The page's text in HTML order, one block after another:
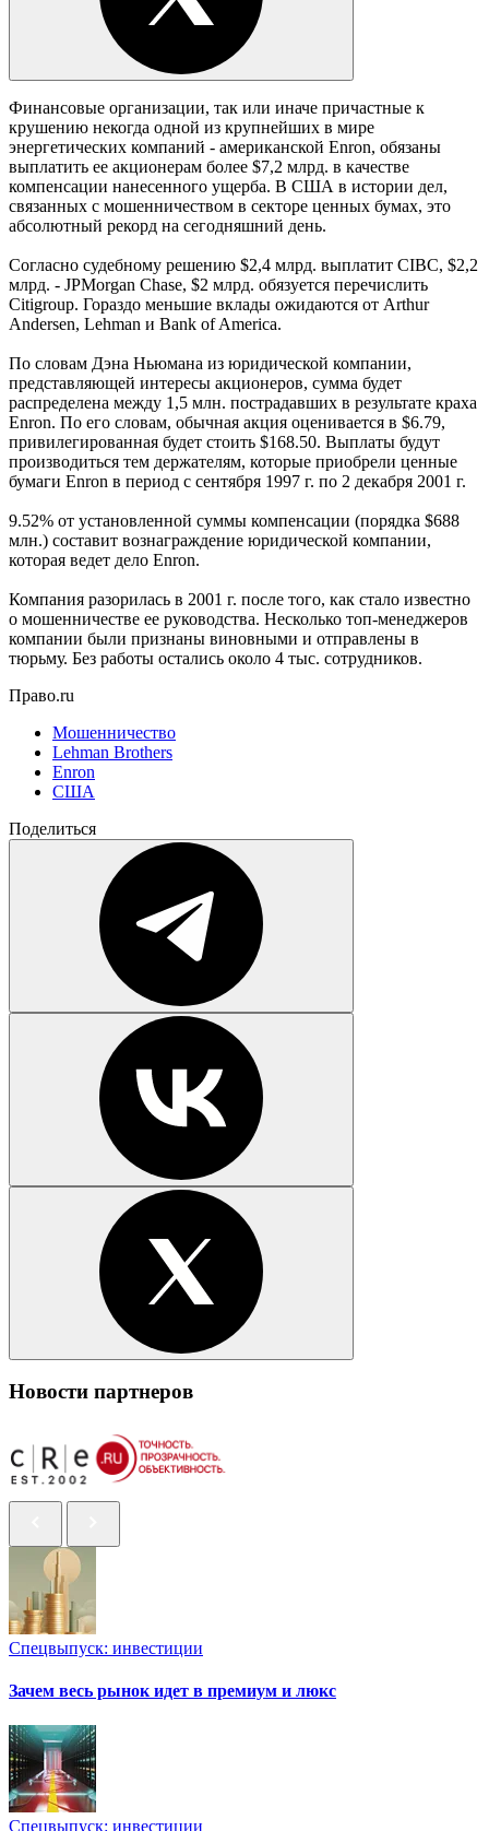
Финансовые организации, так или иначе причастные к
крушению некогда одной из крупнейших в мире
энергетических компаний - американской Enron, обязаны
выплатить ее акционерам более $7,2 млрд. в качестве
компенсации нанесенного ущерба. В США в истории дел,
связанных с мошенничеством в секторе ценных бумах, это
абсолютный рекорд на сегодняшний день.
Согласно судебному решению $2,4 млрд. выплатит CIBC, $2,2
млрд. - JPMorgan Chase, $2 млрд. обязуется перечислить
Citigroup. Гораздо меньшие вклады ожидаются от Arthur
Andersen, Lehman и Bank of America.
По словам Дэна Ньюмана из юридической компании,
представляющей интересы акционеров, сумма будет
распределена между 1,5 млн. пострадавших в результате краха
Enron. По его словам, обычная акция оценивается в $6.79,
привилегированная будет стоить $168.50. Выплаты будут
производиться тем держателям, которые приобрели ценные
бумаги Enron в период с сентября 1997 г. по 2 декабря 2001 г.
9.52% от установленной суммы компенсации (порядка $688
млн.) составит вознаграждение юридической компании,
которая ведет дело Enron.
Компания разорилась в 2001 г. после того, как стало известно
о мошенничестве ее руководства. Несколько топ-менеджеров
компании были признаны виновными и отправлены в
тюрьму. Без работы остались около 4 тыс. сотрудников.
Право.ru
Мошенничество
Lehman Brothers
Enron
США
Поделиться
Новости партнеров
Спецвыпуск: инвестиции
Зачем весь рынок идет в премиум и люкс
Спецвыпуск: инвестиции